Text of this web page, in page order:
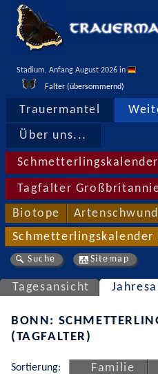
Stadium, Anfang August 2026 in
Falter (übersommernd)
Trauermantel
Über uns...
Schmetterlingskalender
Tagfalter
Biotope Artenschwund
Schmetterlingskalender
Suche Sitemap
Tagesansicht
BONN:
(TAGFALTER)
Sortierung: Familie